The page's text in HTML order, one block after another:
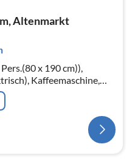
Altenmarkt
x 190 cm)),
Kaffeemaschine,
Kühlschrank),